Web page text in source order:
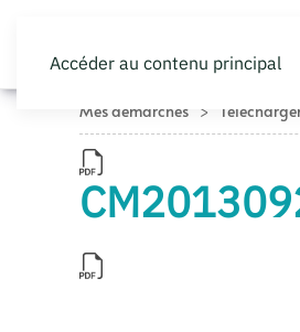
Accéder au contenu principal
Mes démarches